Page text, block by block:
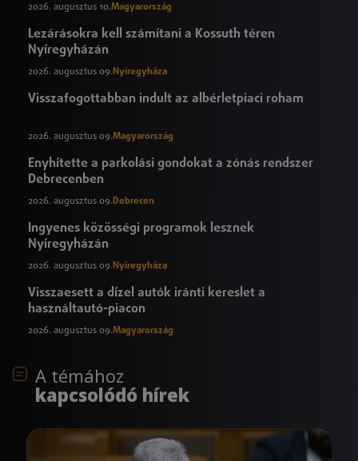
2026. augusztus 10.Magyarország
Lezárásokra kell számítani a Kossuth téren
Nyíregyházán
2026. augusztus 09. Nyíregyháza
Visszafogottabban indult az albérletpiaci roham
2026. augusztus 09.Magyarország
Enyhítette a parkolási gondokat a zónás rendszer
Debrecenben
2026. augusztus 09.Debrecen
Ingyenes közösségi programok lesznek
Nyíregyházán
2026. augusztus 09. Nyíregyháza
Visszaesett a dízel autók iránti kereslet a
használtautó-piacon
2026. augusztus 09.Magyarország
A témához
kapcsolódó hírek